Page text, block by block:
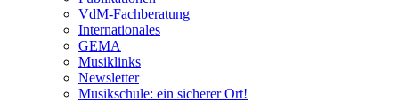
VdM-Fachberatung
Internationales
GEMA
Musiklinks
Newsletter
Musikschule: ein sicherer Ort!